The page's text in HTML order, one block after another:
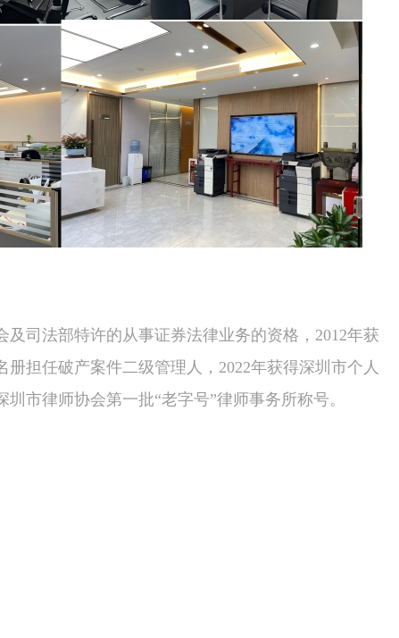
司法部特许的从事证券法律业务的资格，2012年获
担任破产案件二级管理人，2022年获得深圳市个人
市律师协会第一批“老字号”律师事务所称号。